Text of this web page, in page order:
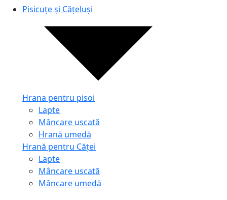
Pisicuțe și Cățeluși
Hrana pentru pisoi
Lapte
Mâncare uscată
Hrană umedă
Hrană pentru Căței
Lapte
Mâncare uscată
Mâncare umedă